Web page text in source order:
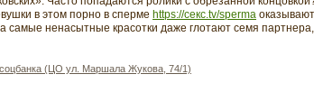
в этом порно в сперме https://секс.tv/sperma
самые ненасытные красотки даже глотают семя
(ЦО ул. Маршала Жукова, 74/1)